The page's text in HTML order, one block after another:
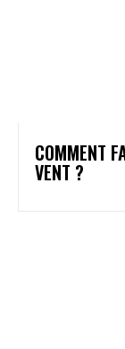
COMMENT
VENT ?